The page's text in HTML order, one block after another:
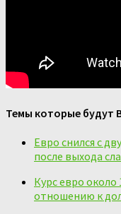
Темы которые будут
Евро снился с
после выхода
Курс евро около
отношению к